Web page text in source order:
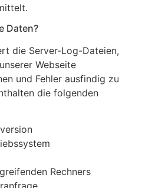
Daten?
die Server-Log-Dateien,
Webseite
und Fehler ausfindig zu
die folgenden
Rechners